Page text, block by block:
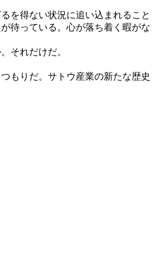
を得ない状況に追い込まれること
待っている。心が落ち着く暇がな
それだけだ。
もりだ。サトウ産業の新たな歴史